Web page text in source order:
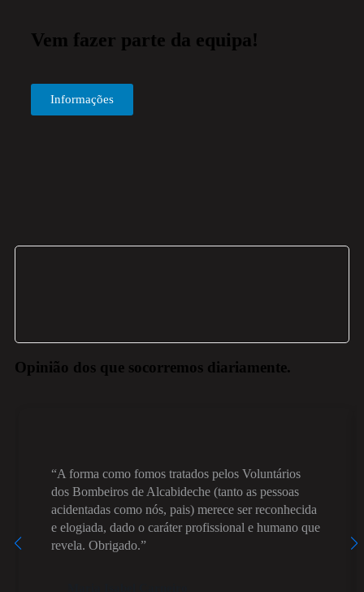
Vem fazer parte da equipa!
Informações
Opinião dos que socorremos diariamente.
“A forma como fomos tratados pelos Voluntários
dos Bombeiros de Alcabideche (tanto as pessoas
acidentadas como nós, pais) merece ser reconhecida
e elogiada, dado o caráter profissional e humano que
revela. Obrigado.”